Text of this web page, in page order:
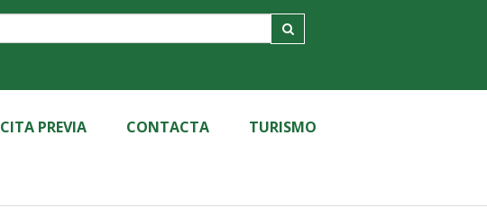
CITA PREVIA CONTACTA TURISMO